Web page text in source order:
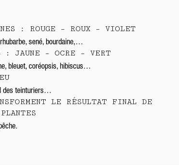
: ROUGE – ROUX – VIOLET
sené, bourdaine,…
: JAUNE – OCRE – VERT
bleuet, coréopsis, hibiscus…
des teinturiers…
LE RÉSULTAT FINAL DE